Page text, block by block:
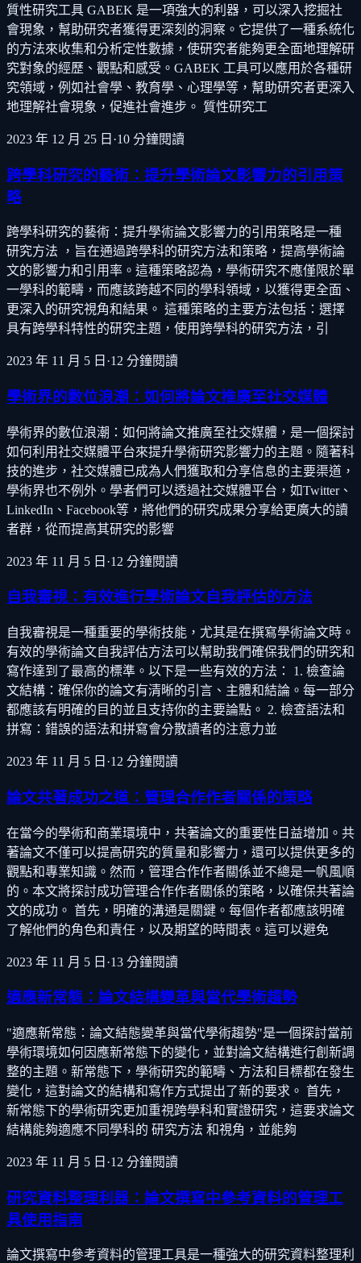
質性研究工具 GABEK 是一項強大的利器，可以深入挖掘社
會現象，幫助研究者獲得更深刻的洞察。它提供了一種系統化
的方法來收集和分析定性數據，使研究者能夠更全面地理解研
究對象的經歷、觀點和感受。GABEK 工具可以應用於各種研
究領域，例如社會學、教育學、心理學等，幫助研究者更深入
地理解社會現象，促進社會進步。 質性研究工
2023 年 12 月 25 日 ·10 分鐘閱讀
跨學科研究的藝術：提升學術論文影響力的引用策
略
跨學科研究的藝術：提升學術論文影響力的引用策略是一種
研究方法 ，旨在通過跨學科的研究方法和策略，提高學術論
文的影響力和引用率。這種策略認為，學術研究不應僅限於單
一學科的範疇，而應該跨越不同的學科領域，以獲得更全面、
更深入的研究視角和結果。 這種策略的主要方法包括：選擇
具有跨學科特性的研究主題，使用跨學科的研究方法，引
2023 年 11 月 5 日 ·12 分鐘閱讀
學術界的數位浪潮：如何將論文推廣至社交媒體
學術界的數位浪潮：如何將論文推廣至社交媒體，是一個探討
如何利用社交媒體平台來提升學術研究影響力的主題。隨著科
技的進步，社交媒體已成為人們獲取和分享信息的主要渠道，
學術界也不例外。學者們可以透過社交媒體平台，如Twitter、
LinkedIn、Facebook等，將他們的研究成果分享給更廣大的讀
者群，從而提高其研究的影響
2023 年 11 月 5 日 ·12 分鐘閱讀
自我審視：有效進行學術論文自我評估的方法
自我審視是一種重要的學術技能，尤其是在撰寫學術論文時。
有效的學術論文自我評估方法可以幫助我們確保我們的研究和
寫作達到了最高的標準。以下是一些有效的方法： 1. 檢查論
文結構：確保你的論文有清晰的引言、主體和結論。每一部分
都應該有明確的目的並且支持你的主要論點。 2. 檢查語法和
拼寫：錯誤的語法和拼寫會分散讀者的注意力並
2023 年 11 月 5 日 ·12 分鐘閱讀
論文共著成功之道：管理合作作者關係的策略
在當今的學術和商業環境中，共著論文的重要性日益增加。共
著論文不僅可以提高研究的質量和影響力，還可以提供更多的
觀點和專業知識。然而，管理合作作者關係並不總是一帆風順
的。本文將探討成功管理合作作者關係的策略，以確保共著論
文的成功。 首先，明確的溝通是關鍵。每個作者都應該明確
了解他們的角色和責任，以及期望的時間表。這可以避免
2023 年 11 月 5 日 ·13 分鐘閱讀
適應新常態：論文結構變革與當代學術趨勢
"適應新常態：論文結態變革與當代學術趨勢"是一個探討當前
學術環境如何因應新常態下的變化，並對論文結構進行創新調
整的主題。新常態下，學術研究的範疇、方法和目標都在發生
變化，這對論文的結構和寫作方式提出了新的要求。 首先，
新常態下的學術研究更加重視跨學科和實證研究，這要求論文
結構能夠適應不同學科的 研究方法 和視角，並能夠
2023 年 11 月 5 日 ·12 分鐘閱讀
研究資料整理利器：論文撰寫中參考資料的管理工
具使用指南
論文撰寫中參考資料的管理工具是一種強大的研究資料整理利